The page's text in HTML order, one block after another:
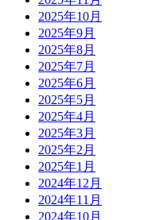
2025年10月
2025年9月
2025年8月
2025年7月
2025年6月
2025年5月
2025年4月
2025年3月
2025年2月
2025年1月
2024年12月
2024年11月
2024年10月